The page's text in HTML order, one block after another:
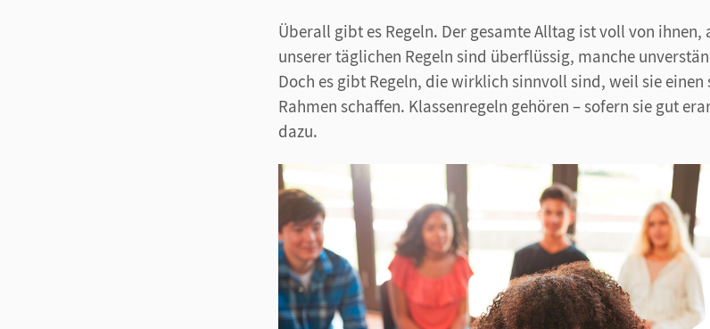
Überall gibt es Regeln. Der gesamte Alltag ist voll von ihnen,
unserer täglichen Regeln sind überflüssig, manche
Doch es gibt Regeln, die wirklich sinnvoll sind, weil sie einen
Rahmen schaffen. Klassenregeln gehören – sofern sie gut
dazu.